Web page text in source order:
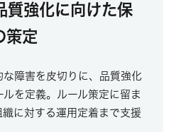
質強化に向けた保
策定
障害を皮切りに、品質強化
を定義。ルール策定に留ま
織に対する運用定着まで支援